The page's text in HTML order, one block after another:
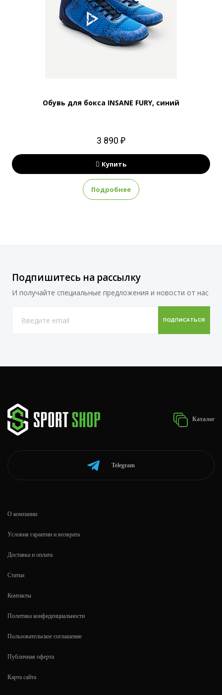
Обувь для бокса INSANE FURY, синий
3 890 ₽
Купить
Подробнее
Подпишитесь на рассылку
И получайте специальные предложения и новости от нас
Каталог
Telegram
О компании
Условия гарантии и возврата
Доставка и оплата
Статьи
Контакты
Политика конфиденциальности
Пользовательское соглашение
Публичная оферта
Карта сайта